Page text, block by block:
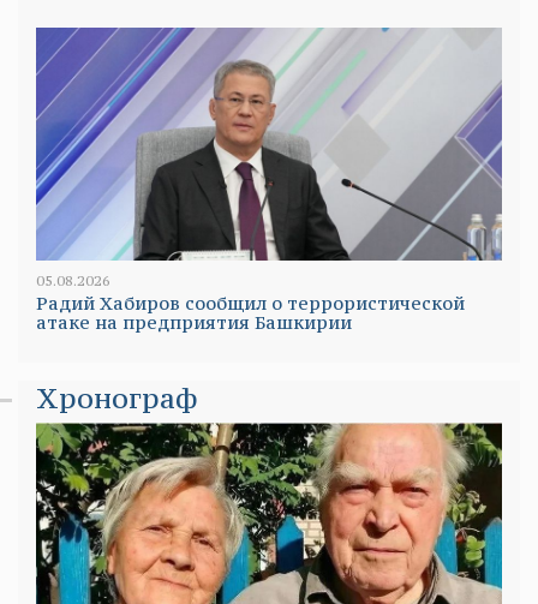
05.08.2026
Радий Хабиров сообщил о террористической
атаке на предприятия Башкирии
Хронограф